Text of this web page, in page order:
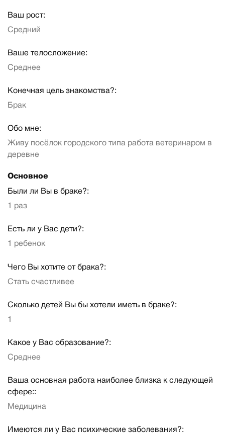
Ваш рост:
Средний
Ваше телосложение:
Среднее
Конечная цель знакомства?:
Брак
Обо мне:
Живу посёлок городского типа работа ветеринаром в
деревне
Основное
Были ли Вы в браке?:
1 раз
Есть ли у Вас дети?:
1 ребенок
Чего Вы хотите от брака?:
Стать счастливее
Сколько детей Вы бы хотели иметь в браке?:
1
Какое у Вас образование?:
Среднее
Ваша основная работа наиболее близка к следующей
сфере::
Медицина
Имеются ли у Вас психические заболевания?: